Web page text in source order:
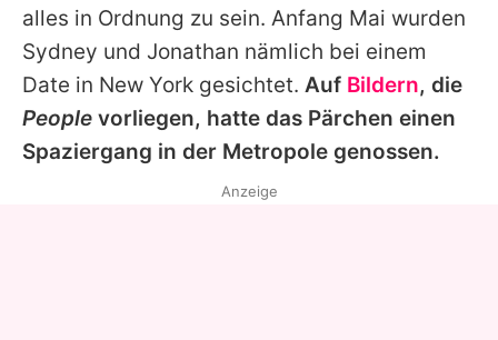
alles in Ordnung zu sein. Anfang Mai wurden
Sydney und Jonathan nämlich bei einem
Date in New York gesichtet. Auf Bildern, die
People vorliegen, hatte das Pärchen einen
Spaziergang in der Metropole genossen.
Anzeige